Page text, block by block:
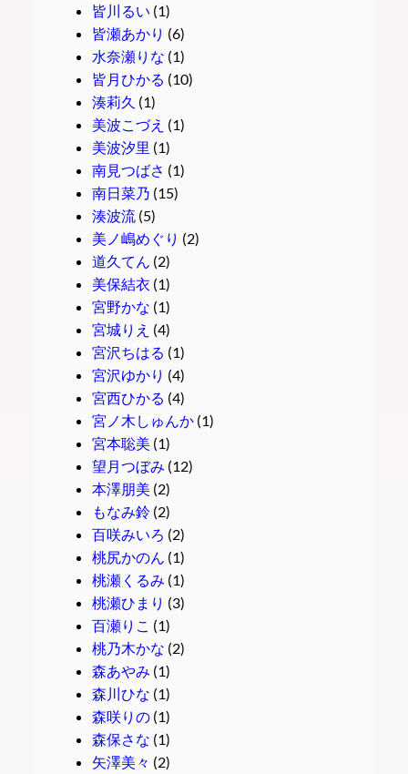
皆川るい (1)
皆瀬あかり (6)
水奈瀬りな (1)
皆月ひかる (10)
湊莉久 (1)
美波こづえ (1)
美波汐里 (1)
南見つばさ (1)
南日菜乃 (15)
湊波流 (5)
美ノ嶋めぐり (2)
道久てん (2)
美保結衣 (1)
宮野かな (1)
宮城りえ (4)
宮沢ちはる (1)
宮沢ゆかり (4)
宮西ひかる (4)
宮ノ木しゅんか(1)
宮本聡美 (1)
望月つぼみ (12)
本澤朋美 (2)
もなみ鈴(2)
百咲みいろ (2)
桃尻かのん (1)
桃瀬くるみ (1)
桃瀬ひまり (3)
百瀬りこ (1)
桃乃木かな (2)
森あやみ (1)
森川ひな (1)
森咲りの(1)
森保さな (1)
矢澤美々 (2)